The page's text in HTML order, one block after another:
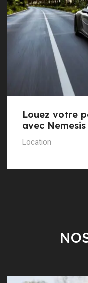
Louez votre
avec
Location